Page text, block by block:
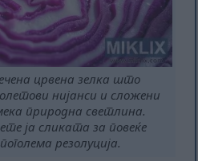
црвена зелка што
нијанси и сложени
природна светлина.
ја сликата за повеќе
резолуција.